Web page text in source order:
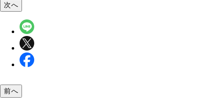
次へ
前へ